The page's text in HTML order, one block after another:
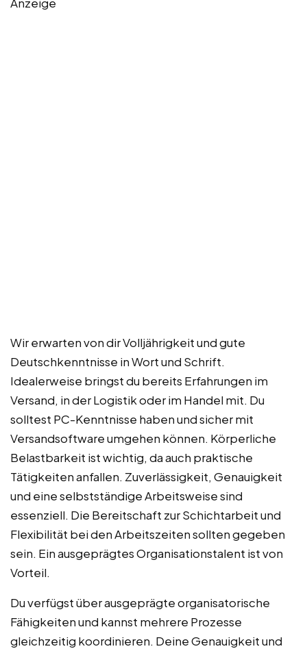
Wir erwarten von dir Volljährigkeit und gute
Deutschkenntnisse in Wort und Schrift.
Idealerweise bringst du bereits Erfahrungen im
Versand, in der Logistik oder im Handel mit. Du
solltest PC-Kenntnisse haben und sicher mit
Versandsoftware umgehen können. Körperliche
Belastbarkeit ist wichtig, da auch praktische
Tätigkeiten anfallen. Zuverlässigkeit, Genauigkeit
und eine selbstständige Arbeitsweise sind
essenziell. Die Bereitschaft zur Schichtarbeit und
Flexibilität bei den Arbeitszeiten sollten gegeben
sein. Ein ausgeprägtes Organisationstalent ist von
Vorteil.
Du verfügst über ausgeprägte organisatorische
Fähigkeiten und kannst mehrere Prozesse
gleichzeitig koordinieren. Deine Genauigkeit und